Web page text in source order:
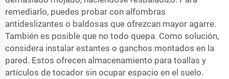
remediarlo, puedes probar con alfombras
antideslizantes o baldosas que ofrezcan mayor agarre.
También es posible que no todo quepa. Como solución,
considera instalar estantes o ganchos montados en la
pared. Estos ofrecen almacenamiento para toallas y
artículos de tocador sin ocupar espacio en el suelo.